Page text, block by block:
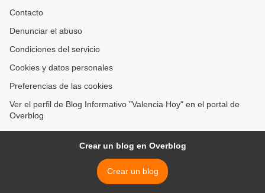
Contacto
Denunciar el abuso
Condiciones del servicio
Cookies y datos personales
Preferencias de las cookies
Ver el perfil de Blog Informativo "Valencia Hoy" en el portal de
Overblog
Crear un blog en Overblog
Crear un blog